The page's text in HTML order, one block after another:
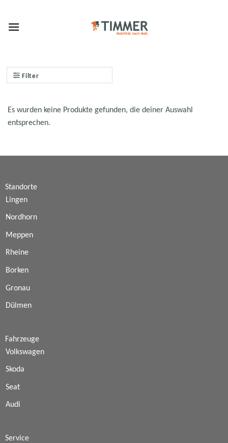
content
Filter
Es wurden keine Produkte gefunden, die deiner Auswahl
entsprechen.
Standorte
Lingen
Nordhorn
Meppen
Rheine
Borken
Gronau
Dülmen
Fahrzeuge
Volkswagen
Skoda
Seat
Audi
Service